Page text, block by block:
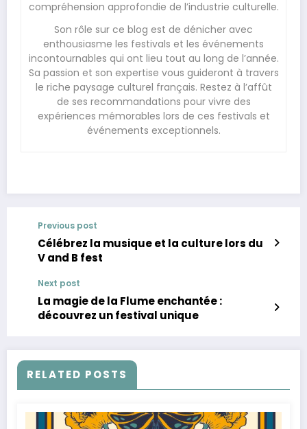
compréhension approfondie de l’industrie culturelle.
Son rôle sur ce blog est de dénicher avec
enthousiasme les festivals et les événements
incontournables qui ont lieu tout au long de l’année.
Sa passion et son expertise vous guideront à travers
le riche paysage culturel français. Restez à l’affût
de ses recommandations pour vivre des
expériences mémorables lors de ces festivals et
événements exceptionnels.
Previous post
Célébrez la musique et la culture lors du
V and B fest
Next post
La magie de la Flume enchantée :
découvrez un festival unique
RELATED POSTS